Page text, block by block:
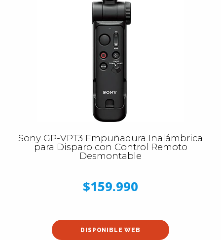
Sony GP-VPT3 Empuñadura Inalámbrica
para Disparo con Control Remoto
Desmontable
$159.990
DISPONIBLE WEB